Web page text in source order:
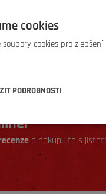
pozici.
po celé délce lépe
pohodlí a výkon.
pohodlí.
a nakupujte s
cookies
soubory cookies pro
PODROBNOSTI